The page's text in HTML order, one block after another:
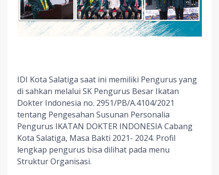
IDI Kota Salatiga saat ini memiliki Pengurus yang
di sahkan melalui SK Pengurus Besar Ikatan
Dokter Indonesia no. 2951/PB/A.4104/2021
tentang Pengesahan Susunan Personalia
Pengurus IKATAN DOKTER INDONESIA Cabang
Kota Salatiga, Masa Bakti 2021- 2024. Profil
lengkap pengurus bisa dilihat pada menu
Struktur Organisasi.